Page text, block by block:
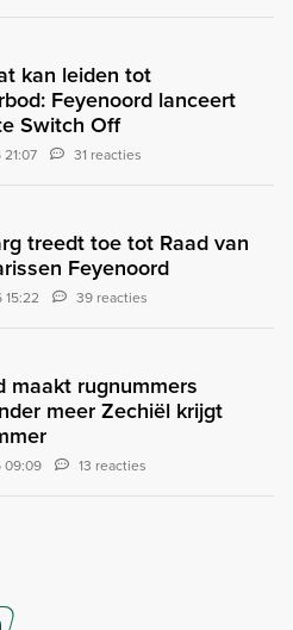
kan leiden tot
Feyenoord lanceert
Switch Off
31 reacties
treedt toe tot Raad van
Feyenoord
39 reacties
maakt rugnummers
meer Zechiël krijgt
09:09 13 reacties